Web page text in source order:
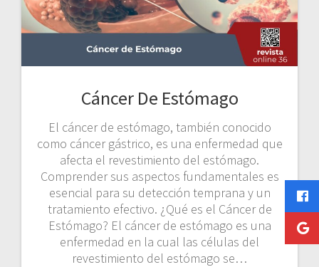
Cáncer De Estómago
El cáncer de estómago, también conocido
como cáncer gástrico, es una enfermedad que
afecta el revestimiento del estómago.
Comprender sus aspectos fundamentales es
esencial para su detección temprana y un
tratamiento efectivo. ¿Qué es el Cáncer de
Estómago? El cáncer de estómago es una
enfermedad en la cual las células del
revestimiento del estómago se…